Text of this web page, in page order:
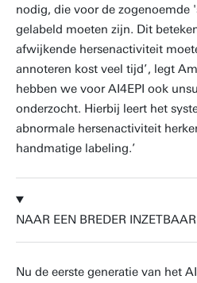
nodig, die voor de zogenoemde
gelabeld moeten zijn. Dit
afwijkende hersenactiviteit
annoteren kost veel tijd’, legt
hebben we voor AI4EPI ook
onderzocht. Hierbij leert het
abnormale hersenactiviteit
handmatige labeling.’
NAAR EEN BREDER
Nu de eerste generatie van het